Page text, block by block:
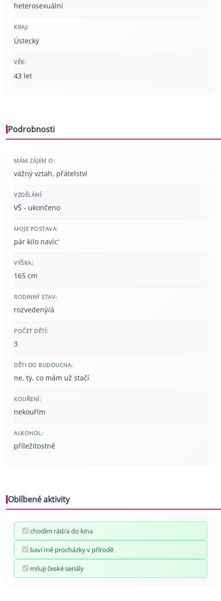
heterosexuální
KRAJ:
Ústecký
VĚK:
43 let
Podrobnosti
MÁM ZÁJEM O:
vážný vztah, přátelství
VZDĚLÁNÍ:
VŠ - ukončeno
MOJE POSTAVA:
pár kilo navíc'
VÝŠKA:
165 cm
RODINNÝ STAV:
rozvedený/á
POČET DĚTÍ:
3
DĚTI DO BUDOUCNA:
ne, ty, co mám už stačí
KOUŘENÍ:
nekouřím
ALKOHOL:
příležitostně
Oblíbené aktivity
chodím rád/a do kina
baví mě procházky v přírodě
miluji české seriály